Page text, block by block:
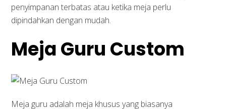
penyimpanan terbatas atau ketika meja perlu
dipindahkan dengan mudah.
Meja Guru Custom
Meja guru adalah meja khusus yang biasanya